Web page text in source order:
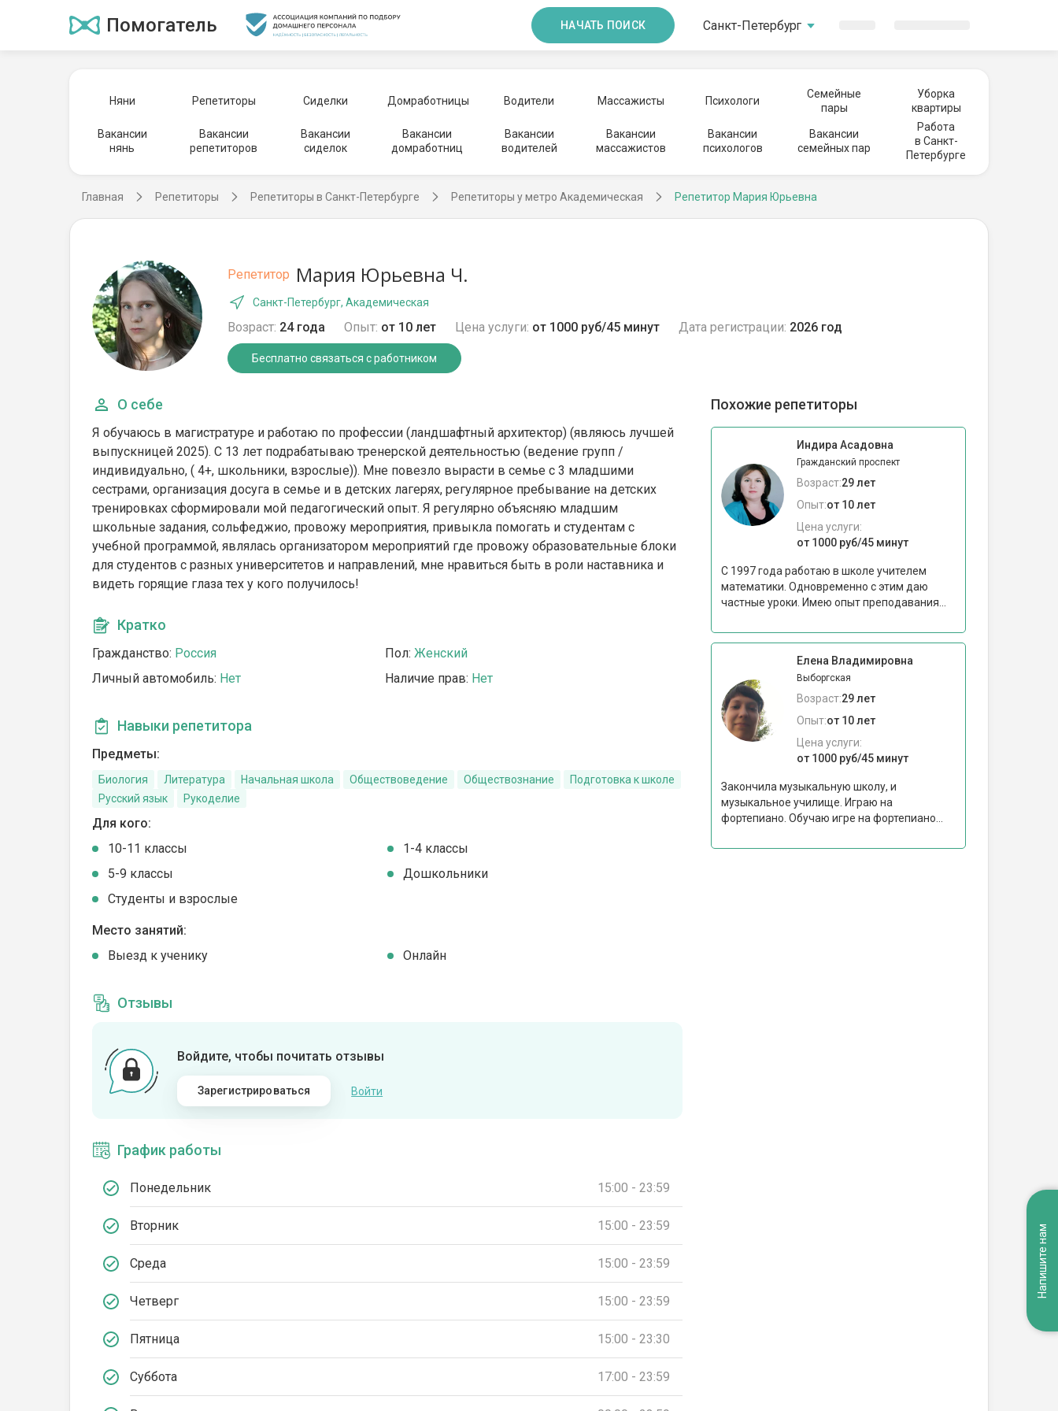
Помогатель НАЧАТЬ ПОИСК Санкт-Петербург
Няни Репетиторы Сиделки Домработницы Водители Массажисты Психологи
Семейные
пары
Уборка
квартиры
Вакансии
нянь
Вакансии
репетиторов
Вакансии
сиделок
Вакансии
домработниц
Вакансии
водителей
Вакансии
массажистов
Вакансии
психологов
Вакансии
семейных пар
Работа
в Санкт-
Петербурге
Главная Репетиторы Репетиторы в Санкт-Петербурге Репетиторы у метро Академическая Репетитор Мария Юрьевна
Репетитор Мария Юрьевна Ч.
Санкт-Петербург, Академическая
Возраст: 24 года Опыт: от 10 лет Цена услуги: от 1000 руб/45 минут Дата регистрации: 2026 год
Бесплатно связаться с работником
О себе
Я обучаюсь в магистратуре и работаю по профессии (ландшафтный архитектор) (являюсь лучшей
выпускницей 2025). С 13 лет подрабатываю тренерской деятельностью (ведение групп /
индивидуально, ( 4+, школьники, взрослые)). Мне повезло вырасти в семье с 3 младшими
сестрами, организация досуга в семье и в детских лагерях, регулярное пребывание на детских
тренировках сформировали мой педагогический опыт. Я регулярно объясняю младшим
школьные задания, сольфеджио, провожу мероприятия, привыкла помогать и студентам с
учебной программой, являлась организатором мероприятий где провожу образовательные блоки
для студентов с разных университетов и направлений, мне нравиться быть в роли наставника и
видеть горящие глаза тех у кого получилось!
Кратко
Гражданство: Россия Пол: Женский
Личный автомобиль: Нет Наличие прав: Нет
Навыки репетитора
Предметы:
Биология Литература Начальная школа Обществоведение Обществознание
Подготовка к школе
Русский язык
Рукоделие
Для кого:
10-11 классы
1-4 классы
5-9 классы
Дошкольники
Студенты и взрослые
Место занятий:
Выезд к ученику
Онлайн
Отзывы
Войдите, чтобы почитать отзывы
Зарегистрироваться Войти
График работы
Понедельник 15:00 - 23:59
Вторник 15:00 - 23:59
Среда 15:00 - 23:59
Четверг 15:00 - 23:59
Пятница 15:00 - 23:30
Суббота 17:00 - 23:59
Похожие репетиторы
Индира Асадовна
Гражданский проспект
Возраст:29 лет
Опыт:от 10 лет
Цена услуги:
от 1000 руб/45 минут
С 1997 года работаю в школе учителем
математики. Одновременно с этим даю
частные уроки. Имею опыт преподавания...
Елена Владимировна
Выборгская
Возраст:29 лет
Опыт:от 10 лет
Цена услуги:
от 1000 руб/45 минут
Закончила музыкальную школу, и
музыкальное училище. Играю на
фортепиано. Обучаю игре на фортепиано...
Напишите нам